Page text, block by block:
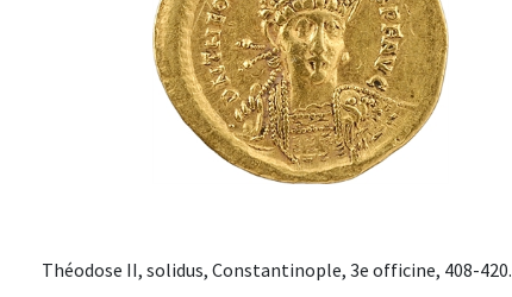
Théodose II, solidus, Constantinople, 3e officine, 408-420.